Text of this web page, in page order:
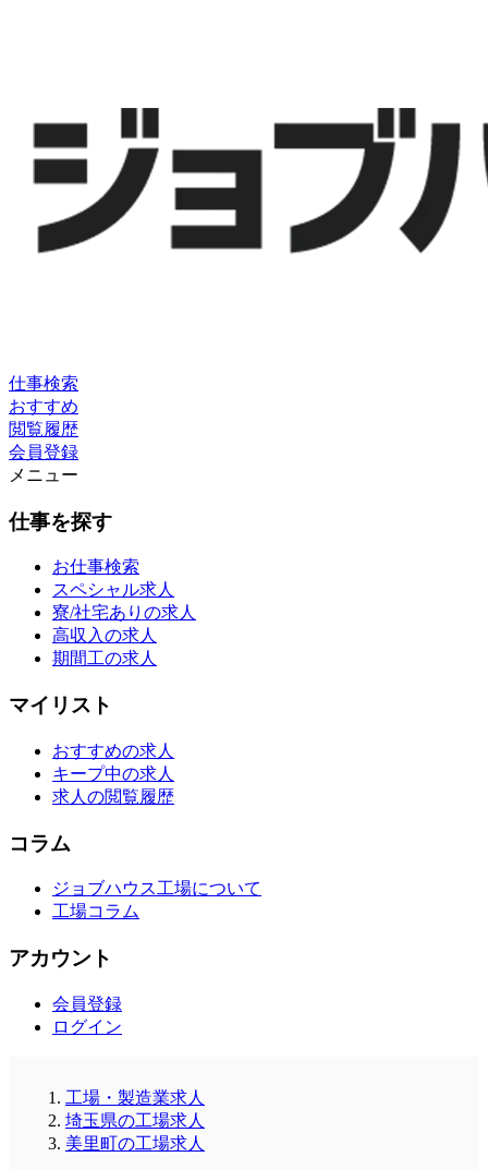
仕事検索
おすすめ
閲覧履歴
会員登録
メニュー
仕事を探す
お仕事検索
スペシャル求人
寮/社宅ありの求人
高収入の求人
期間工の求人
マイリスト
おすすめの求人
キープ中の求人
求人の閲覧履歴
コラム
ジョブハウス工場について
工場コラム
アカウント
会員登録
ログイン
工場・製造業求人
埼玉県の工場求人
美里町の工場求人